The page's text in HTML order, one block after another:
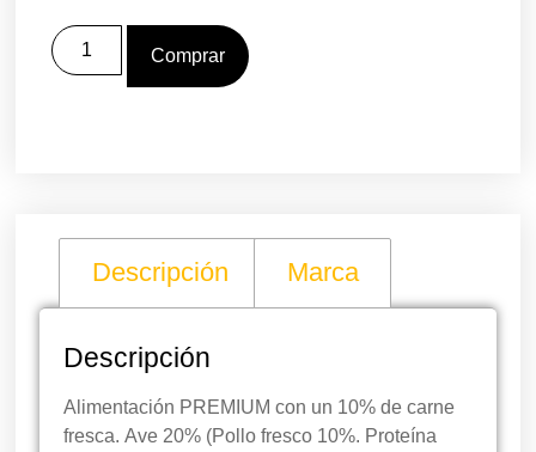
Comprar
Descripción Marca
Descripción
Alimentación PREMIUM con un 10% de carne
fresca. Ave 20% (Pollo fresco 10%. Proteína